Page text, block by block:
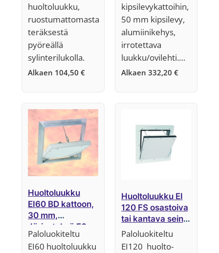
huoltoluukku,
ruostumattomasta
teräksestä
pyöreällä
sylinterilukolla.
Alkaen 104,50 €
kipsilevykattoihin,
50 mm kipsilevy,
alumiinikehys,
irrotettava
luukku/ovilehti.…
Alkaen 332,20 €
Huoltoluukku
EI60 BD kattoon,
30 mm,
Järjestelmä F6
Paloluokiteltu
EI60 huoltoluukku
Huoltoluukku EI
120 FS osastoiva
tai kantava seinä,
50 mm,
Järjestelmä F5
Paloluokiteltu
EI120 huolto-